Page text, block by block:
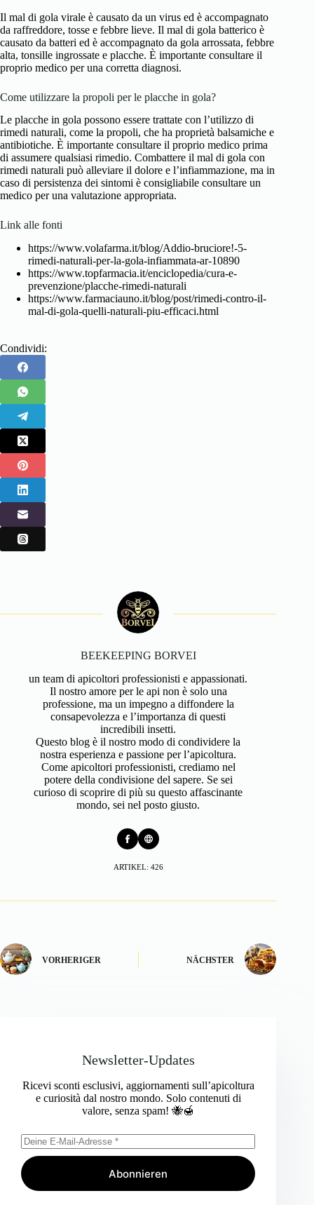
Il mal di gola virale è causato da un virus ed è accompagnato
da raffreddore, tosse e febbre lieve. Il mal di gola batterico è
causato da batteri ed è accompagnato da gola arrossata, febbre
alta, tonsille ingrossate e placche. È importante consultare il
proprio medico per una corretta diagnosi.
Come utilizzare la propoli per le placche in gola?
Le placche in gola possono essere trattate con l’utilizzo di
rimedi naturali, come la propoli, che ha proprietà balsamiche e
antibiotiche. È importante consultare il proprio medico prima
di assumere qualsiasi rimedio. Combattere il mal di gola con
rimedi naturali può alleviare il dolore e l’infiammazione, ma in
caso di persistenza dei sintomi è consigliabile consultare un
medico per una valutazione appropriata.
Link alle fonti
https://www.volafarma.it/blog/Addio-bruciore!-5-
rimedi-naturali-per-la-gola-infiammata-ar-10890
https://www.topfarmacia.it/enciclopedia/cura-e-
prevenzione/placche-rimedi-naturali
https://www.farmaciauno.it/blog/post/rimedi-contro-il-
mal-di-gola-quelli-naturali-piu-efficaci.html
Condividi:
BEEKEEPING BORVEI
un team di apicoltori professionisti e appassionati.
Il nostro amore per le api non è solo una
professione, ma un impegno a diffondere la
consapevolezza e l’importanza di questi
incredibili insetti.
Questo blog è il nostro modo di condividere la
nostra esperienza e passione per l’apicoltura.
Come apicoltori professionisti, crediamo nel
potere della condivisione del sapere. Se sei
curioso di scoprire di più su questo affascinante
mondo, sei nel posto giusto.
ARTIKEL: 426
VORHERIGER NÄCHSTER
Newsletter-Updates
Ricevi sconti esclusivi, aggiornamenti sull’apicoltura
e curiosità dal nostro mondo. Solo contenuti di
valore, senza spam! 🐝🍯
Abonnieren